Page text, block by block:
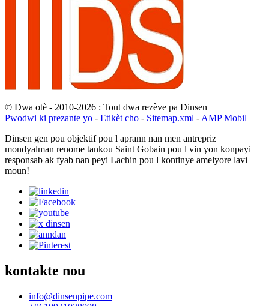
© Dwa otè - 2010-2026 : Tout dwa rezève pa Dinsen
Pwodwi ki prezante yo - Etikèt cho - Sitemap.xml -AMP Mobil
Dinsen gen pou objektif pou l aprann nan men antrepriz
mondyalman renome tankou Saint Gobain pou l vin yon konpayi
responsab ak fyab nan peyi Lachin pou l kontinye amelyore lavi
moun!
kontakte nou
info@dinsenpipe.com